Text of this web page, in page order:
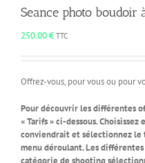
Seance photo boudoir
250.00€ TTC
Offrez-vous, pour vous ou pour
Pour découvrir les différentes
« Tarifs » ci-dessous.
conviendrait et sélectionnez le
menu déroulant. Les
catégorie de shooting